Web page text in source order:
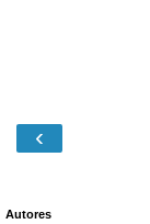
‹
Autores